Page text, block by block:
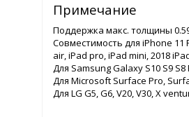
Примечание
Поддержка макс. толщины
Совместимость для iPhone 11
air, iPad pro, iPad mini, 2018
Для Samsung Galaxy S10 S9 S8
Для Microsoft Surface Pro,
Для LG G5, G6, V20, V30, X